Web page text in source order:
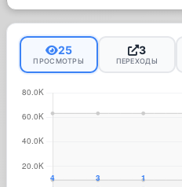
25
ПРОСМОТРЫ
3
ПЕРЕХОДЫ